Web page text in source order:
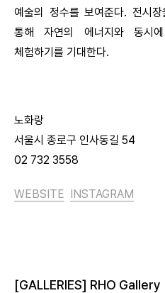
예술의 정수를 보여준다. 전시
통해 자연의 에너지와 동시
체험하기를 기대한다.
노화랑
서울시 종로구 인사동길 54
02 732 3558
WEBSITE INSTAGRAM
[GALLERIES] RHO Gallery